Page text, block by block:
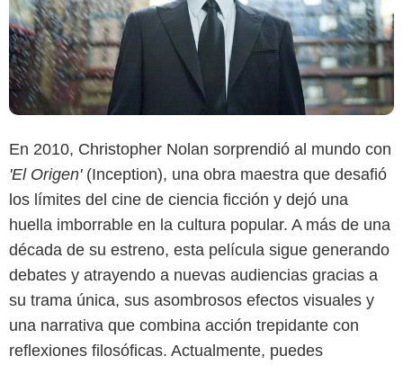
En 2010, Christopher Nolan sorprendió al mundo con
'El Origen' (Inception), una obra maestra que desafió
los límites del cine de ciencia ficción y dejó una
huella imborrable en la cultura popular. A más de una
década de su estreno, esta película sigue generando
debates y atrayendo a nuevas audiencias gracias a
su trama única, sus asombrosos efectos visuales y
una narrativa que combina acción trepidante con
reflexiones filosóficas. Actualmente, puedes
Max